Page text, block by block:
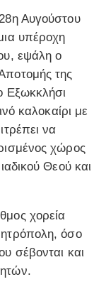
Αυγούστου
υπέροχη
εψάλη ο
της
Εξωκκλήσι
καλοκαίρι με
να
χώρος
Θεού και
χορεία
όσο
σέβονται και